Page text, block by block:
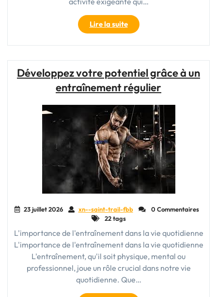
Lire la suite"Chaussures
de
Trail
:
L’Équipement
pour
les
Aventuriers
des
Sentiers"
Développez votre potentiel grâce à un
entraînement régulier
23 juillet 2026 xn--saint-trail-fbb
0 Commentaires
22 tags
L'importance de l'entraînement dans la vie quotidienne
L'importance de l'entraînement dans la vie quotidienne
L'entraînement, qu'il soit physique, mental ou
professionnel, joue un rôle crucial dans notre vie
quotidienne. Que…